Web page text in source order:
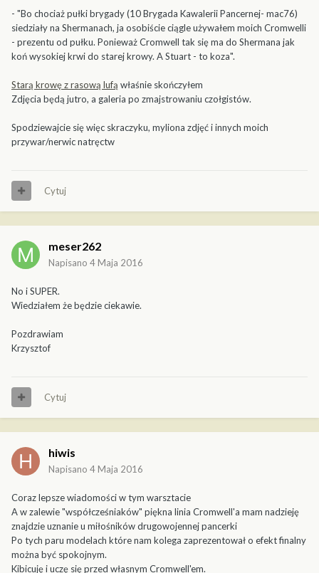
- "Bo chociaż pułki brygady (10 Brygada Kawalerii Pancernej- mac76)
siedziały na Shermanach, ja osobiście ciągle używałem moich Cromwelli
- prezentu od pułku. Ponieważ Cromwell tak się ma do Shermana jak
koń wysokiej krwi do starej krowy. A Stuart - to koza".
Starą krowę z rasową lufą właśnie skończyłem
Zdjęcia będą jutro, a galeria po zmajstrowaniu czołgistów.
Spodziewajcie się więc skraczyku, myliona zdjęć i innych moich
przywar/nerwic natręctw
Cytuj
meser262
Napisano 4 Maja 2016
No i SUPER.
Wiedziałem że będzie ciekawie.
Pozdrawiam
Krzysztof
Cytuj
hiwis
Napisano 4 Maja 2016
Coraz lepsze wiadomości w tym warsztacie
A w zalewie "współcześniaków" piękna linia Cromwell'a mam nadzieję
znajdzie uznanie u miłośników drugowojennej pancerki
Po tych paru modelach które nam kolega zaprezentował o efekt finalny
można być spokojnym.
Kibicuję i uczę się przed własnym Cromwell'em.